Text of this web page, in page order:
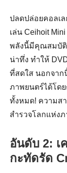
ปลดปล่อยคอลเ
เล่น Ceihoit
พลังนี้มีคุณสมบัติ
น่าทึ่ง ทำให้
ที่สดใส นอกจาก
ภาพยนตร์ได้โด
ทั้งหมด! ความส
สำรวจโลกแห่ง
อันดับ 2: เ
กะทัดรัด